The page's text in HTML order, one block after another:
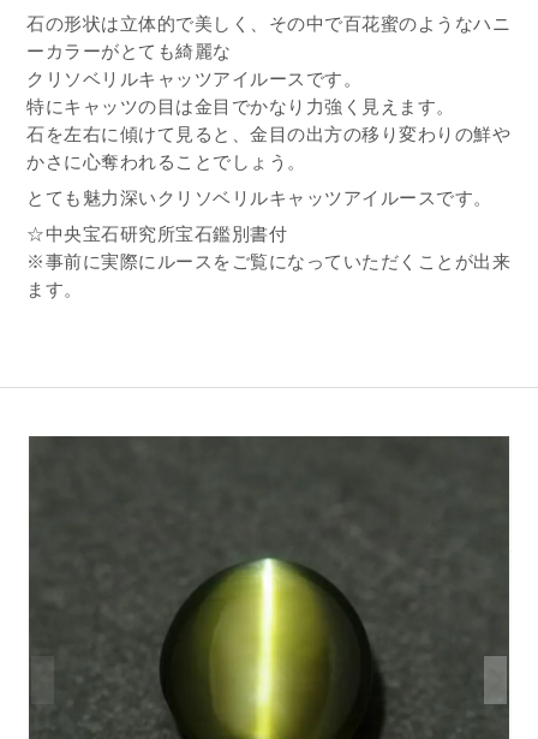
石の形状は立体的で美しく、その中で百花蜜のようなハニ
ーカラーがとても綺麗な
クリソベリルキャッツアイルースです。
特にキャッツの目は金目でかなり力強く見えます。
石を左右に傾けて見ると、金目の出方の移り変わりの鮮や
かさに心奪われることでしょう。
とても魅力深いクリソベリルキャッツアイルースです。
☆中央宝石研究所宝石鑑別書付
※事前に実際にルースをご覧になっていただくことが出来
ます。